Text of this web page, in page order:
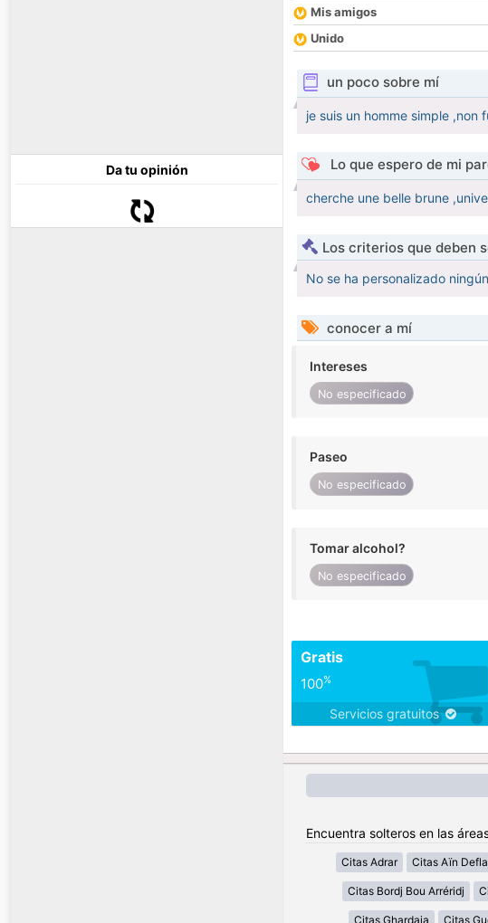
Da tu opinión
Mis amigos
Unido
un poco sobre mí
je suis un homme simple
Lo que espero de mi
cherche une belle brune
Los criterios que deben
No se ha personalizado
conocer a mí
Intereses
No especificado
Paseo
No especificado
Tomar alcohol?
No especificado
Gratis
100%
Servicios gratuitos
Encuentra solteros en las
Citas Adrar Citas Aïn Defla
Citas Bordj Bou Arréridj
Citas Ghardaia Citas